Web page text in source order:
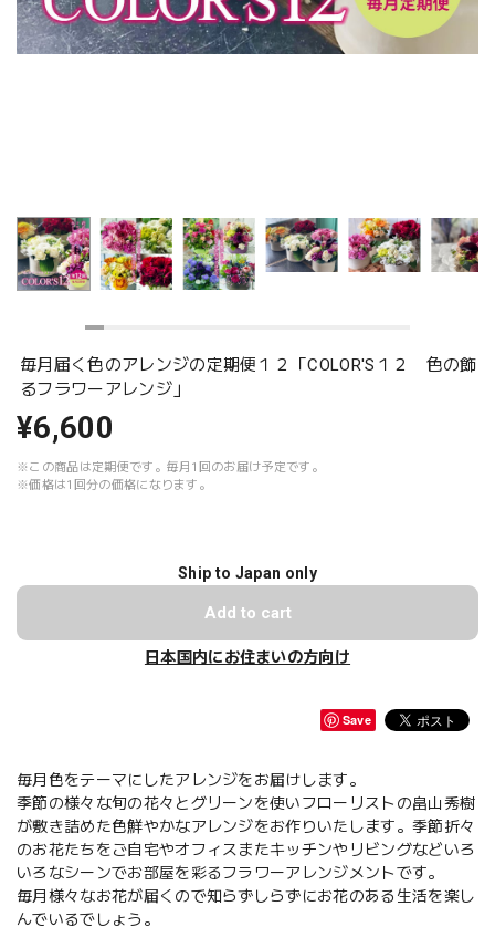
毎月届く色のアレンジの定期便１２「COLOR'S１２ 色の飾
るフラワーアレンジ」
¥6,600
※この商品は定期便です。毎月1回のお届け予定です。
※価格は1回分の価格になります。
Ship to Japan only
Add to cart
日本国内にお住まいの方向け
Save
毎月色をテーマにしたアレンジをお届けします。
季節の様々な旬の花々とグリーンを使いフローリストの畠山秀樹
が敷き詰めた色鮮やかなアレンジをお作りいたします。季節折々
のお花たちをご自宅やオフィスまたキッチンやリビングなどいろ
いろなシーンでお部屋を彩るフラワーアレンジメントです。
毎月様々なお花が届くので知らずしらずにお花のある生活を楽し
んでいるでしょう。